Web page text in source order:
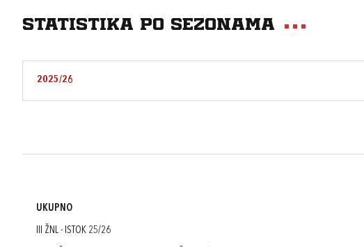
Statistika po sezonama
2025/26
UKUPNO
III ŽNL - ISTOK 25/26